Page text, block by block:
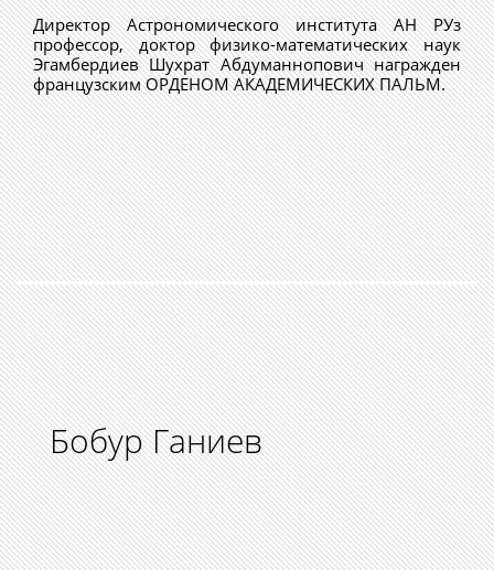
Директор Астрономического института АН РУз
профессор, доктор физико-математических наук
Эгамбердиев Шухрат Абдуманнопович награжден
французским ОРДЕНОМ АКАДЕМИЧЕСКИХ ПАЛЬМ.
Бобур Ганиев